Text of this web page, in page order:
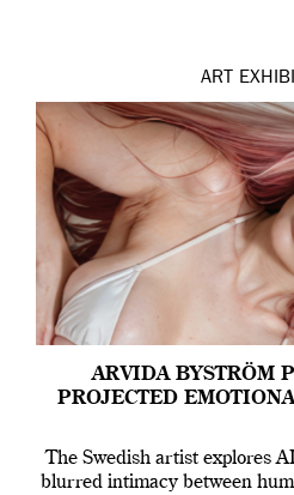
ART
ARVIDA BYSTRÖM
PROJECTED
The Swedish artist explores
blurred intimacy between